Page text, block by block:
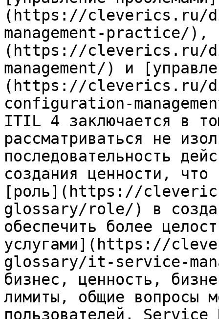
(https://cleverics.ru/
management-practice/),
(https://cleverics.ru/
management/) и
(https://cleverics.ru/
configuration-
ITIL 4 заключается в
рассматриваться не
последовательность
создания ценности, что
[роль](https://
glossary/role/) в
обеспечить более
услугами](https://
glossary/it-service-
бизнес, ценность,
лимиты, общие вопросы
пользователей,